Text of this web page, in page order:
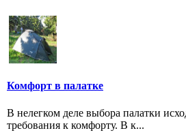
Комфорт в палатке
В нелегком деле выбора палатки
требования к комфорту. В к...